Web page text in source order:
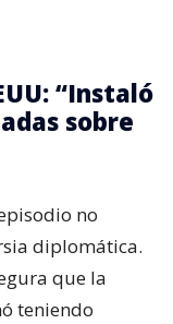
“Instaló
sobre
no
diplomática.
que la
teniendo